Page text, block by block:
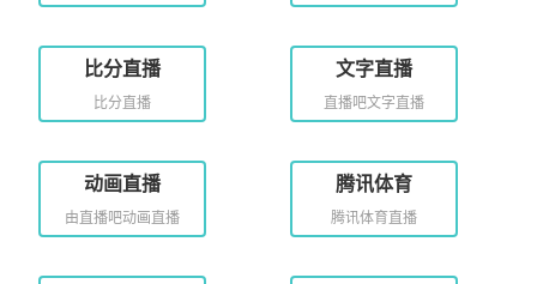
比分直播
比分直播
文字直播
直播吧文字直播
动画直播
由直播吧动画直播
腾讯体育
腾讯体育直播